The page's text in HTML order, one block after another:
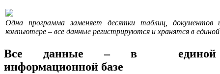
Одна программа заменяет десятки таблиц,
компьютере – все данные регистрируются и хранятся в
Все данные – в единой
информационной базе